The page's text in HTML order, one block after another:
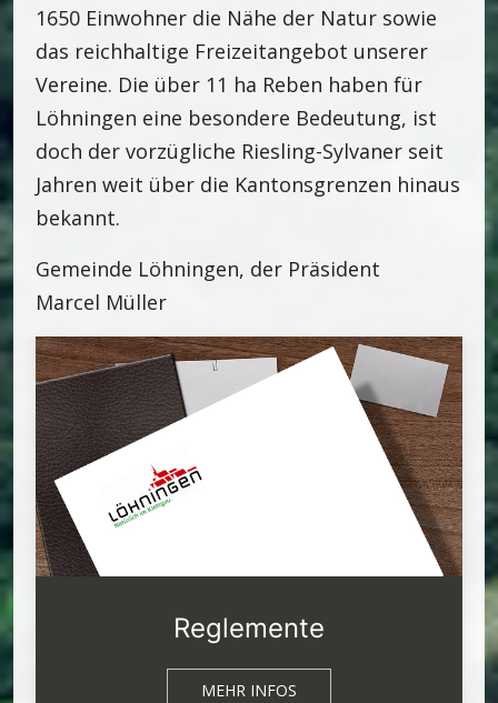
1650 Einwohner die Nähe der Natur sowie
das reichhaltige Freizeitangebot unserer
Vereine. Die über 11 ha Reben haben für
Löhningen eine besondere Bedeutung, ist
doch der vorzügliche Riesling-Sylvaner seit
Jahren weit über die Kantonsgrenzen hinaus
bekannt.
Gemeinde Löhningen, der Präsident
Marcel Müller
Reglemente
MEHR INFOS